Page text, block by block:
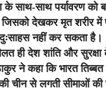
के साथ-साथ पर्यावरण को
जिसको देखकर मृत शरीर
नहीं कर सकता है।
ही देश शांति और
ने कहा कि भारत
चीन से लगती सीमाओं की